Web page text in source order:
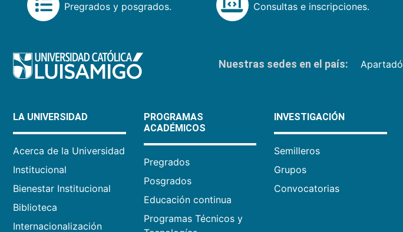
Pregrados y posgrados.
Consultas e inscripciones.
Nuestras sedes en el país: Apartadó
LA UNIVERSIDAD
Acerca de la Universidad
Institucional
Bienestar Institucional
Biblioteca
Internacionalización
PROGRAMAS
ACADÉMICOS
Pregrados
Posgrados
Educación continua
Programas Técnicos y
INVESTIGACIÓN
Semilleros
Grupos
Convocatorias